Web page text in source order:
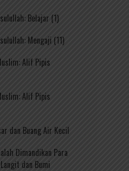
Belajar (1)
Mengaji (11)
Alif Pipis
Alif Pipis
dan Buang Air Kecil
Dimandikan Para
dan Bumi